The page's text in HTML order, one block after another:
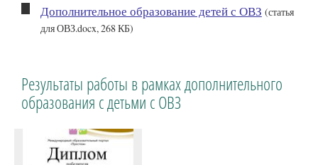
Дополнительное образование детей с ОВЗ (статья
для ОВЗ.docx, 268 КБ)
Результаты работы в рамках дополнительного
образования с детьми с ОВЗ